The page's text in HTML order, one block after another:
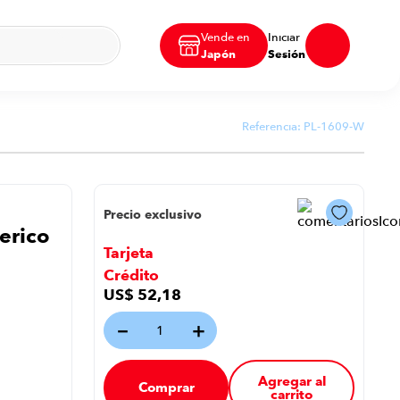
Vende en
Japón
Iniciar
Sesión
Referencia: PL-1609-W
Precio exclusivo
Tarjeta
Crédito
US$ 52,18
＋
－
Comprar Agregar al
carrito